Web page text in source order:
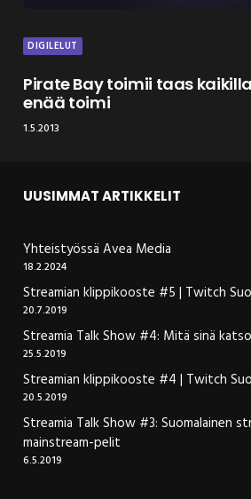
DIGILELUT
Pirate Bay toimii taas
enää toimi
1.5.2013
UUSIMMAT ARTIKKELIT
Yhteistyössä Avea Media
18.2.2024
Streamian klippikooste #5 | Twitch
20.7.2019
Streamia Talk Show #4: Mitä sinä
25.5.2019
Streamian klippikooste #4 | Twitch
20.5.2019
Streamia Talk Show #3: Suomalainen
mainstream-pelit
6.5.2019